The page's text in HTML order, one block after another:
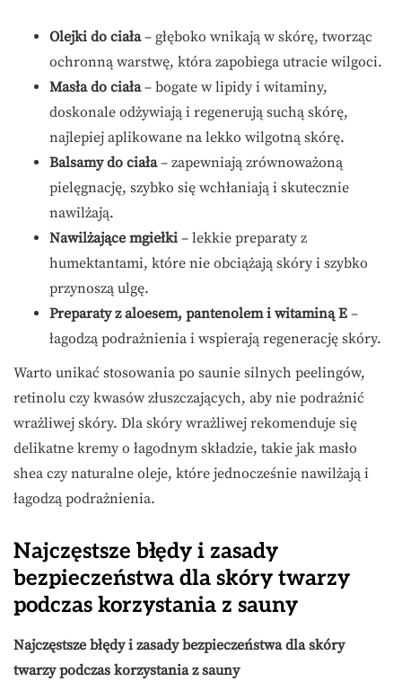
Olejki do ciała– głęboko wnikają w skórę, tworząc
ochronną warstwę, która zapobiega utracie wilgoci.
Masła do ciała– bogate w lipidy i witaminy,
doskonale odżywiają i regenerują suchą skórę,
najlepiej aplikowane na lekko wilgotną skórę.
Balsamy do ciała– zapewniają zrównoważoną
pielęgnację, szybko się wchłaniają i skutecznie
nawilżają.
Nawilżające mgiełki – lekkie preparaty z
humektantami, które nie obciążają skóry i szybko
przynoszą ulgę.
Preparaty z aloesem, pantenolem i witaminą E –
łagodzą podrażnienia i wspierają regenerację skóry.
Warto unikać stosowania po saunie silnych peelingów,
retinolu czy kwasów złuszczających, aby nie podrażnić
wrażliwej skóry. Dla skóry wrażliwej rekomenduje się
delikatne kremy o łagodnym składzie, takie jak masło
shea czy naturalne oleje, które jednocześnie nawilżają i
łagodzą podrażnienia.
Najczęstsze błędy i zasady
bezpieczeństwa dla skóry twarzy
podczas korzystania z sauny
Najczęstsze błędy i zasady bezpieczeństwa dla skóry
twarzy podczas korzystania z sauny